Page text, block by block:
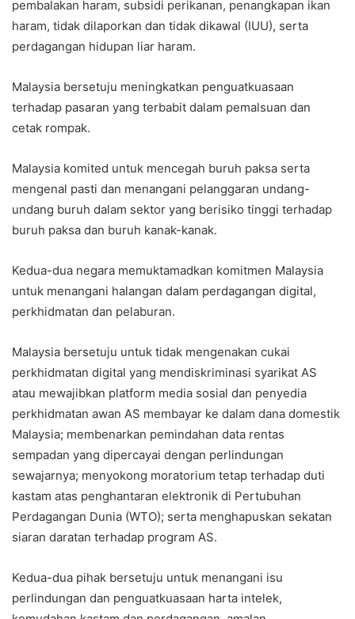
pembalakan haram, subsidi perikanan, penangkapan ikan
haram, tidak dilaporkan dan tidak dikawal (IUU), serta
perdagangan hidupan liar haram.
Malaysia bersetuju meningkatkan penguatkuasaan
terhadap pasaran yang terbabit dalam pemalsuan dan
cetak rompak.
Malaysia komited untuk mencegah buruh paksa serta
mengenal pasti dan menangani pelanggaran undang-
undang buruh dalam sektor yang berisiko tinggi terhadap
buruh paksa dan buruh kanak-kanak.
Kedua-dua negara memuktamadkan komitmen Malaysia
untuk menangani halangan dalam perdagangan digital,
perkhidmatan dan pelaburan.
Malaysia bersetuju untuk tidak mengenakan cukai
perkhidmatan digital yang mendiskriminasi syarikat AS
atau mewajibkan platform media sosial dan penyedia
perkhidmatan awan AS membayar ke dalam dana domestik
Malaysia; membenarkan pemindahan data rentas
sempadan yang dipercayai dengan perlindungan
sewajarnya; menyokong moratorium tetap terhadap duti
kastam atas penghantaran elektronik di Pertubuhan
Perdagangan Dunia (WTO); serta menghapuskan sekatan
siaran daratan terhadap program AS.
Kedua-dua pihak bersetuju untuk menangani isu
perlindungan dan penguatkuasaan harta intelek,